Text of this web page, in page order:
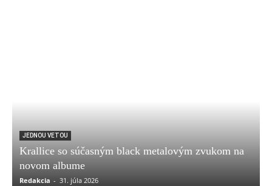
JEDNOU VETOU
Krallice so súčasným black metalovým zvukom na
novom albume
Redakcia - 31. júla 2026